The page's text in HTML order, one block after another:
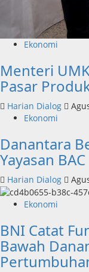
Ekonomi
Menteri
Pasar
Harian Dialog
Ekonomi
Danantara
Yayasan BAC
Harian Dialog
Ekonomi
BNI Catat
Bawah